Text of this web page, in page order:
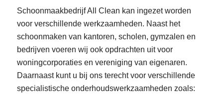
Schoonmaakbedrijf All Clean kan ingezet worden
voor verschillende werkzaamheden. Naast het
schoonmaken van kantoren, scholen, gymzalen en
bedrijven voeren wij ook opdrachten uit voor
woningcorporaties en vereniging van eigenaren.
Daarnaast kunt u bij ons terecht voor verschillende
specialistische onderhoudswerkzaamheden zoals: